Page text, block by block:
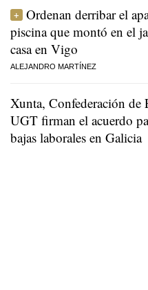
Ordenan derribar el
piscina que montó en el
casa en Vigo
ALEJANDRO MARTÍNEZ
Xunta, Confederación de
UGT firman el acuerdo
bajas laborales en Galicia